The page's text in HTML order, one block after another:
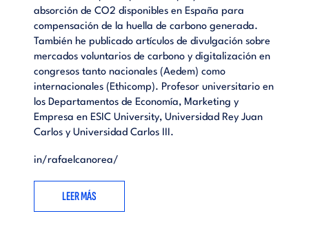
absorción de CO2 disponibles en España para
compensación de la huella de carbono generada.
También he publicado artículos de divulgación sobre
mercados voluntarios de carbono y digitalización en
congresos tanto nacionales (Aedem) como
internacionales (Ethicomp). Profesor universitario en
los Departamentos de Economía, Marketing y
Empresa en ESIC University, Universidad Rey Juan
Carlos y Universidad Carlos III.
in/rafaelcanorea/
LEER MÁS